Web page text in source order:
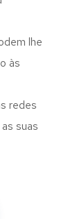
lhe
às
redes
suas